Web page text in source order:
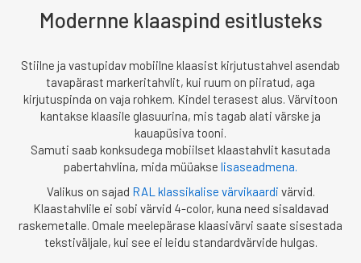
Modernne klaaspind esitlusteks
Stiilne ja vastupidav mobiilne klaasist kirjutustahvel asendab
tavapärast markeritahvlit, kui ruum on piiratud, aga
kirjutuspinda on vaja rohkem. Kindel terasest alus. Värvitoon
kantakse klaasile glasuurina, mis tagab alati värske ja
kauapüsiva tooni.
Samuti saab konksudega mobiilset klaastahvlit kasutada
pabertahvlina, mida müüakse lisaseadmena.
Valikus on sajad RAL klassikalise värvikaardi värvid.
Klaastahvlile ei sobi värvid 4-color, kuna need sisaldavad
raskemetalle. Omale meelepärase klaasivärvi saate sisestada
tekstiväljale, kui see ei leidu standardvärvide hulgas.